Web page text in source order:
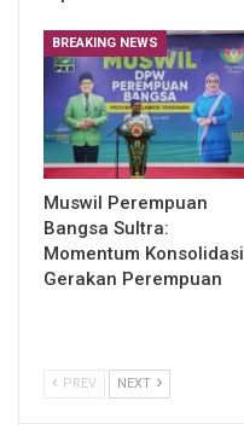
BREAKING NEWS
Muswil Perempuan
Bangsa Sultra:
Momentum Konsolidasi
Gerakan Perempuan
PREV NEXT